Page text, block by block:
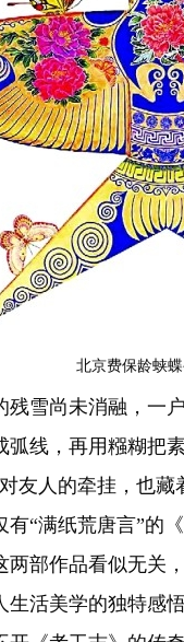
北京费保龄蛱
雪尚未消融，一
线，再用糨糊把
友人的牵挂，也藏
满纸荒唐言”的
部作品看似无关
活美学的独特感悟